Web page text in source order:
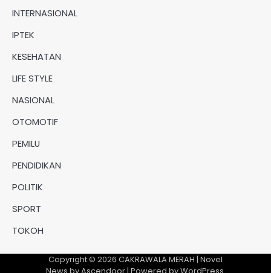
INTERNASIONAL
IPTEK
KESEHATAN
LIFE STYLE
NASIONAL
OTOMOTIF
PEMILU
PENDIDIKAN
POLITIK
SPORT
TOKOH
Copyright © 2026 CAKRAWALA MERAH | Novel